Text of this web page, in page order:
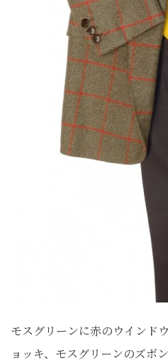
モスグリーンに赤のウインド
ョッキ、モスグリーンのズボ